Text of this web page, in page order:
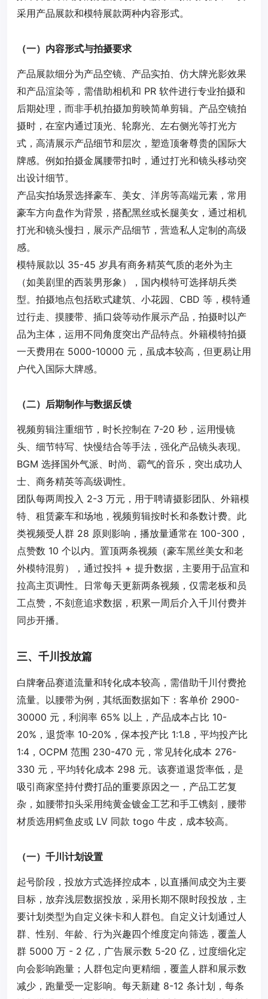
采用产品展款和模特展款两种内容形式。
（一）内容形式与拍摄要求
产品展款细分为产品空镜、产品实拍、仿大牌光影效果
和产品渲染等，需借助相机和 PR 软件进行专业拍摄和
后期处理，而非手机拍摄加剪映简单剪辑。产品空镜拍
摄时，在室内通过顶光、轮廓光、左右侧光等打光方
式，高清展示产品细节和层次，塑造顶奢尊贵的国际大
牌感。例如拍摄金属腰带扣时，通过打光和镜头移动突
出设计细节。
产品实拍场景选择豪车、美女、洋房等高端元素，常用
豪车方向盘作为背景，搭配黑丝或长腿美女，通过相机
打光和镜头慢扫，展示产品细节，营造私人定制的高级
感。
模特展款以 35-45 岁具有商务精英气质的老外为主
（如美剧里的西装男形象），国内模特可选择胡兵类
型。拍摄地点包括欧式建筑、小花园、CBD 等，模特通
过行走、摸腰带、插口袋等动作展示产品，拍摄时以产
品为主体，运用不同角度突出产品特点。外籍模特拍摄
一天费用在 5000-10000 元，虽成本较高，但更易让用
户代入国际大牌感。
（二）后期制作与数据反馈
视频剪辑注重细节，时长控制在 7-20 秒，运用慢镜
头、细节特写、快慢结合等手法，强化产品镜头表现。
BGM 选择国外气派、时尚、霸气的音乐，突出成功人
士、商务精英等高级调性。
团队每两周投入 2-3 万元，用于聘请摄影团队、外籍模
特、租赁豪车和场地，视频剪辑按时长和条数计费。此
类视频受人群 28 原则影响，播放量通常在 100-300，
点赞数 10 个以内。置顶两条视频（豪车黑丝美女和老
外模特混剪），通过投抖 + 提升数据，主要用于品宣和
拉高主页调性。日常每天更新两条视频，仅需老板和员
工点赞，不刻意追求数据，积累一周后介入千川付费并
同步开播。
三、千川投放篇
白牌奢品赛道流量和转化成本较高，需借助千川付费抢
流量。以腰带为例，其纸面数据如下：客单价 2900-
30000 元，利润率 65% 以上，产品成本占比 10-
20%，退货率 10-20%，保本投产比 1:1.8，平均投产比
1:4，OCPM 范围 230-470 元，常见转化成本 276-
330 元，平均转化成本 298 元。该赛道退货率低，是
吸引商家坚持付费打品的重要原因之一，产品工艺复
杂，如腰带扣头采用纯黄金镀金工艺和手工镌刻，腰带
材质选用鳄鱼皮或 LV 同款 togo 牛皮，成本较高。
（一）千川计划设置
起号阶段，投放方式选择控成本，以直播间成交为主要
目标，放弃浅层数据投放，采用长期不限时段投放，主
要计划类型为自定义徕卡和人群包。自定义计划通过人
群、性别、年龄、行为兴趣四个维度定向筛选，覆盖人
群 5000 万 - 2 亿，广告展示数 5-20 亿，过度细化定
向会影响跑量；人群包定向更精细，覆盖人群和展示数
减少，跑量受一定影响。每天新建 8-12 条计划，每条